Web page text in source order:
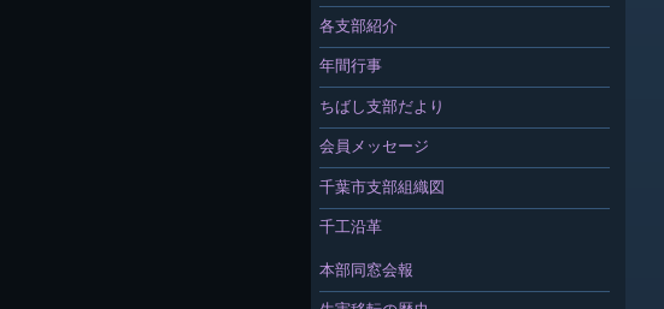
各支部紹介
年間行事
ちばし支部だより
会員メッセージ
千葉市支部組織図
千工沿革
本部同窓会報